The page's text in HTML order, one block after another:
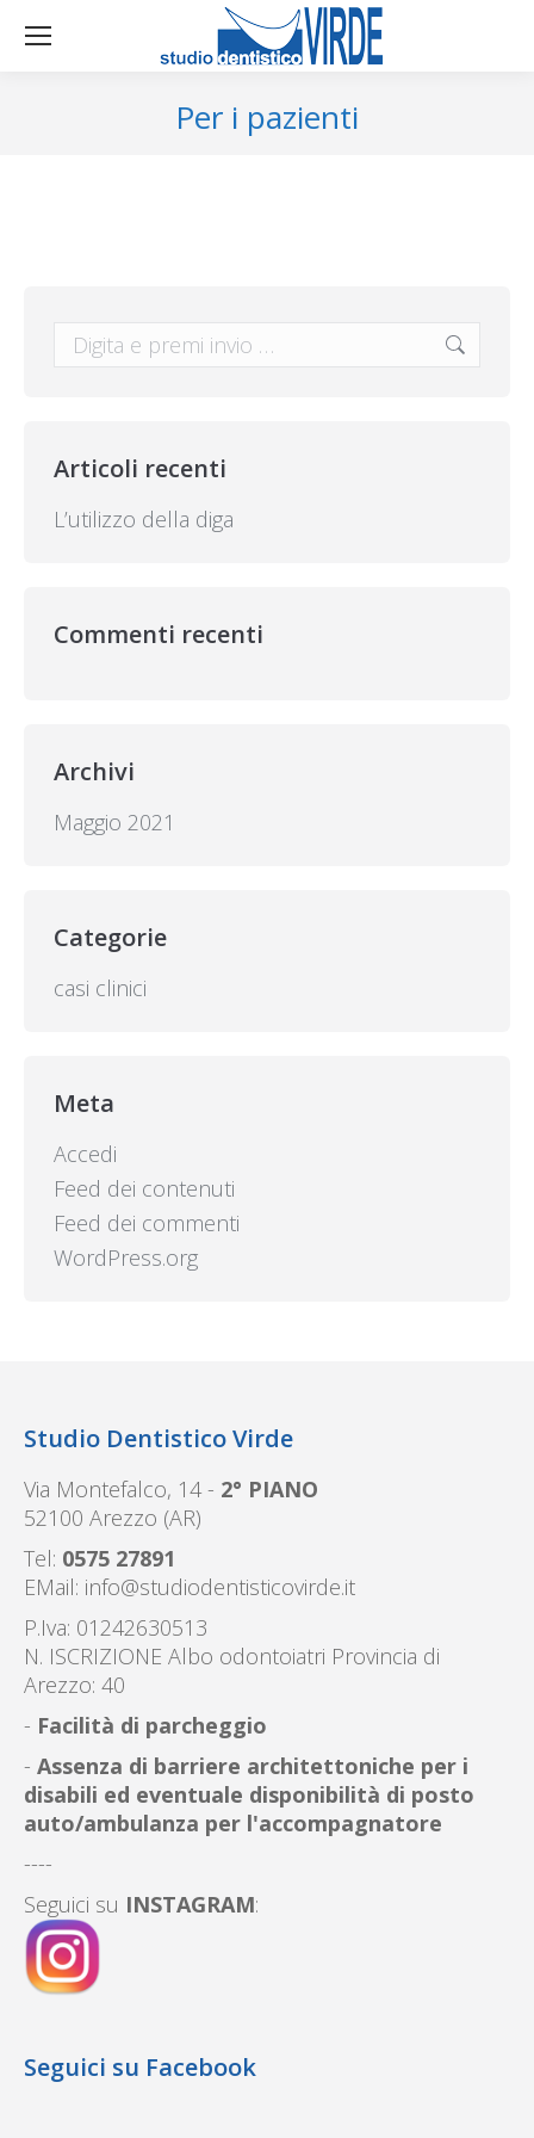
Per i pazienti
Cerca:
Articoli recenti
L’utilizzo della diga
Commenti recenti
Archivi
Maggio 2021
Categorie
casi clinici
Meta
Accedi
Feed dei contenuti
Feed dei commenti
WordPress.org
Studio Dentistico Virde
Via Montefalco, 14 - 2° PIANO
52100 Arezzo (AR)
Tel: 0575 27891
EMail: info@studiodentisticovirde.it
P.Iva: 01242630513
N. ISCRIZIONE Albo odontoiatri Provincia di
Arezzo: 40
- Facilità di parcheggio
- Assenza di barriere architettoniche per i
disabili ed eventuale disponibilità di posto
auto/ambulanza per l'accompagnatore
----
Seguici su INSTAGRAM:
Seguici su Facebook